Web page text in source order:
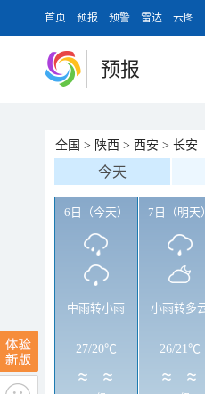
首页 预报 预警 雷达 云图
预报
全国 > 陕西 > 西安 > 长安
今天
6日（今天）
中雨转小雨
27/20℃
7日（明天）
小雨转多
26/21℃